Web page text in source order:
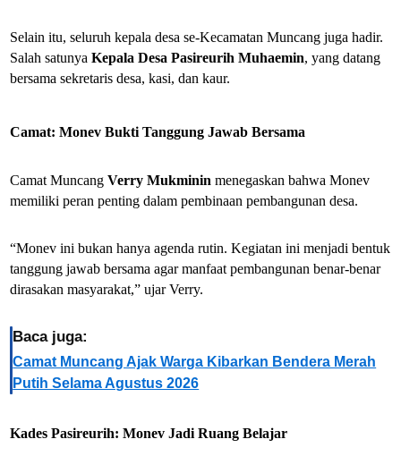
Selain itu, seluruh kepala desa se-Kecamatan Muncang juga hadir.
Salah satunyaKepala Desa Pasireurih Muhaemin, yang datang
bersama sekretaris desa, kasi, dan kaur.
Camat: Monev Bukti Tanggung Jawab Bersama
Camat MuncangVerry Mukminin menegaskan bahwa Monev
memiliki peran penting dalam pembinaan pembangunan desa.
“Monev ini bukan hanya agenda rutin. Kegiatan ini menjadi bentuk
tanggung jawab bersama agar manfaat pembangunan benar-benar
dirasakan masyarakat,” ujar Verry.
Baca juga:
Camat Muncang Ajak Warga Kibarkan Bendera Merah
Putih Selama Agustus 2026
Kades Pasireurih: Monev Jadi Ruang Belajar